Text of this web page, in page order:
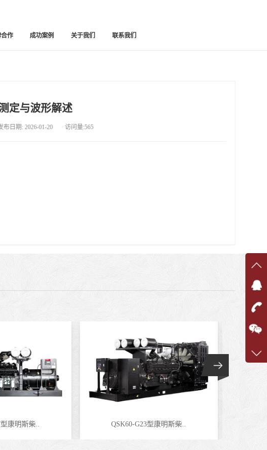
作 成功案例 关于我们 联系我们
定与波形解述
日期: 2026-01-20 访问量:565
康明斯柴.. QSK60-G23型康明斯柴..
在线
在
咨询
客服